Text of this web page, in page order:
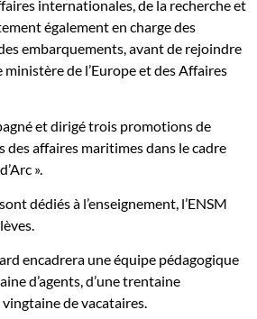
internationales, de la recherche et
également en charge des
embarquements, avant de rejoindre
ministère de l’Europe et des Affaires
et dirigé trois promotions de
affaires maritimes dans le cadre
».
dédiés à l’enseignement, l’ENSM
encadrera une équipe pédagogique
d’agents, d’une trentaine
vingtaine de vacataires.